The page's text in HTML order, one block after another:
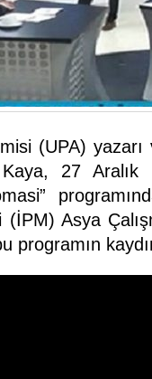
(UPA)
27 Aralık
Asya
programın